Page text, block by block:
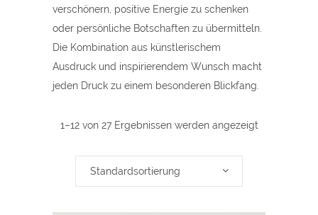
verschönern, positive Energie zu schenken
oder persönliche Botschaften zu übermitteln.
Die Kombination aus künstlerischem
Ausdruck und inspirierendem Wunsch macht
jeden Druck zu einem besonderen Blickfang.
1–12 von 27 Ergebnissen werden angezeigt
Standardsortierung